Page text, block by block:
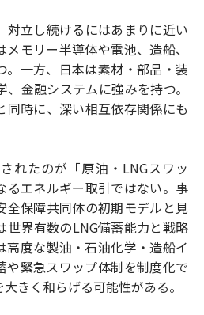
対立し続けるにはあまりに近い
モリー半導体や電池、造船、
。一方、日本は素材・部品・装
金融システムに強みを持つ。
同時に、深い相互依存関係にも
れたのが「原油・LNGスワッ
るエネルギー取引ではない。事
全保障共同体の初期モデルと見
世界有数のLNG備蓄能力と戦略
高度な製油・石油化学・造船イ
や緊急スワップ体制を制度化で
きく和らげる可能性がある。